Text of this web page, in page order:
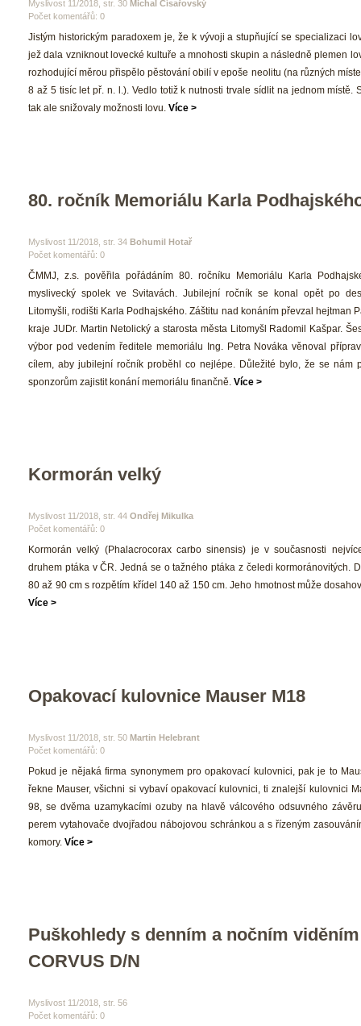
Myslivost 11/2018, str. 30 Michal Císařovský
Počet komentářů: 0
Jistým historickým paradoxem je, že k vývoji a stupňující se specializaci
jež dala vzniknout lovecké kultuře a mnohosti skupin a následně plemen
rozhodující měrou přispělo pěstování obilí v epoše neolitu (na různých
8 až 5 tisíc let př. n. l.). Vedlo totiž k nutnosti trvale sídlit na jednom místě.
tak ale snižovaly možnosti lovu. Více >
80. ročník Memoriálu Karla
Myslivost 11/2018, str. 34 Bohumil Hotař
Počet komentářů: 0
ČMMJ, z.s. pověřila pořádáním 80. ročníku Memoriálu Karla
myslivecký spolek ve Svitavách. Jubilejní ročník se konal opět po
Litomyšli, rodišti Karla Podhajského. Záštitu nad konáním převzal hejtman
kraje JUDr. Martin Netolický a starosta města Litomyšl Radomil Kašpar.
výbor pod vedením ředitele memoriálu Ing. Petra Nováka věnoval
cílem, aby jubilejní ročník proběhl co nejlépe. Důležité bylo, že se nám
ponzorům zajistit konání memoriálu finančně. Více >
Kormorán velký
Myslivost 11/2018, str. 44 Ondřej Mikulka
Počet komentářů: 0
Kormorán velký (Phalacrocorax carbo sinensis) je v současnosti
druhem ptáka v ČR. Jedná se o tažného ptáka z čeledi kormoránovitých.
80 až 90 cm s rozpětím křídel 140 až 150 cm. Jeho hmotnost může
Více >
Opakovací kulovnice Mauser M18
Myslivost 11/2018, str. 50 Martin Helebrant
Počet komentářů: 0
Pokud je nějaká firma synonymem pro opakovací kulovnici, pak je to
řekne Mauser, všichni si vybaví opakovací kulovnici, ti znalejší kulovnici
98, se dvěma uzamykacími ozuby na hlavě válcového odsuvného
perem vytahovače dvojřadou nábojovou schránkou a s řízeným
komory. Více >
Puškohledy s denním a nočním viděním
CORVUS D/N
Myslivost 11/2018, str. 56
Počet komentářů: 0